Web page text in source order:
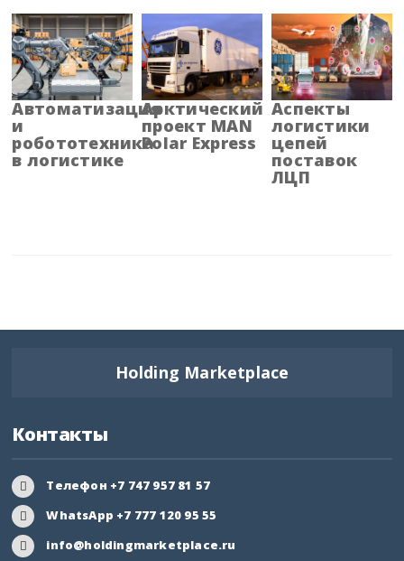
Брянская область
Бурятия
Владимирская область
Волгоградская область
Вологодская область
Ингушетия
Иркутская область
Автоматизация
и
робототехника
в логистике
Арктический
проект MAN
Polar Express
Аспекты
логистики
цепей
поставок
ЛЦП
Holding Marketplace
Контакты
Телефон +7 747 957 81 57
WhatsApp +7 777 120 95 55
info@holdingmarketplace.ru